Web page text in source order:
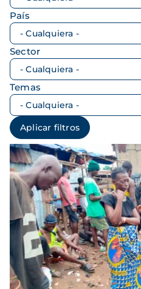
País
Sector
Temas